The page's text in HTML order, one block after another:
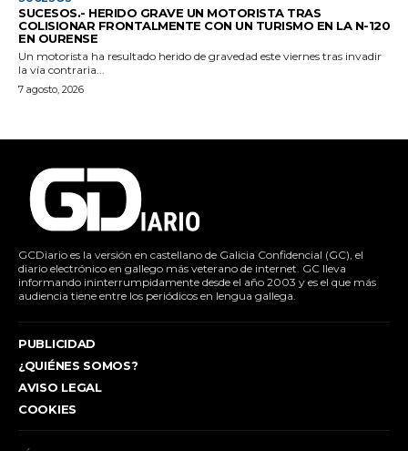
SUCESOS.- HERIDO GRAVE UN MOTORISTA TRAS
COLISIONAR FRONTALMENTE CON UN TURISMO EN LA N-120
EN OURENSE
Un motorista ha resultado herido de gravedad este viernes tras invadir
la vía contraria...
7 agosto, 2026
GCDiario es la versión en castellano de Galicia Confidencial (GC), el
diario electrónico en gallego más veterano de internet. GC lleva
informando ininterrumpidamente desde el año 2003 y es el que más
audiencia tiene entre los periódicos en lengua gallega.
PUBLICIDAD
¿QUIÉNES SOMOS?
AVISO LEGAL
COOKIES